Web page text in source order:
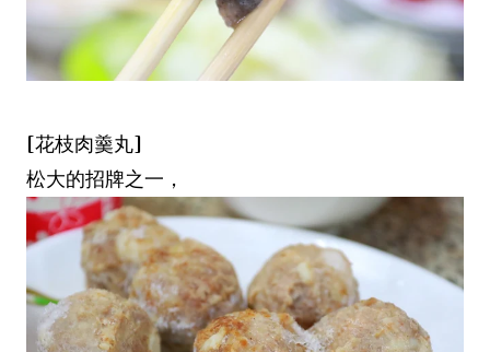
[花枝肉羹丸]
松大的招牌之一，